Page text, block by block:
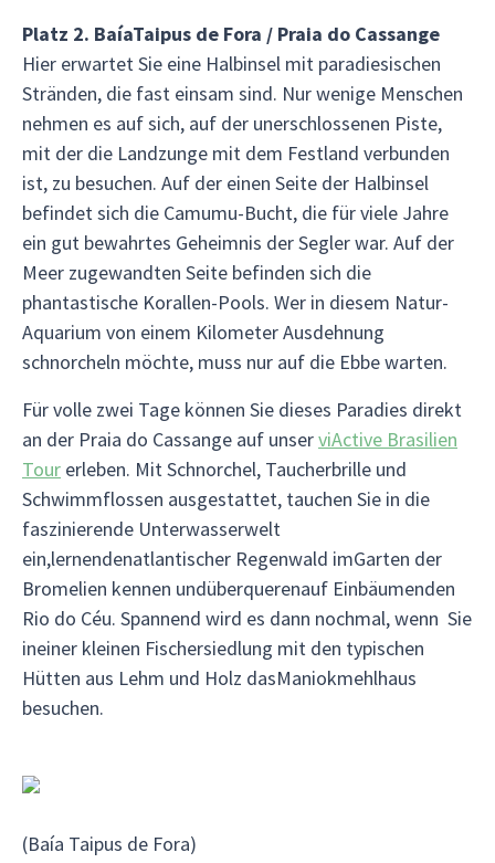
Platz 2. BaíaTaipus de Fora / Praia do Cassange
Hier erwartet Sie eine Halbinsel mit paradiesischen
Stränden, die fast einsam sind. Nur wenige Menschen
nehmen es auf sich, auf der unerschlossenen Piste,
mit der die Landzunge mit dem Festland verbunden
ist, zu besuchen. Auf der einen Seite der Halbinsel
befindet sich die Camumu-Bucht, die für viele Jahre
ein gut bewahrtes Geheimnis der Segler war. Auf der
Meer zugewandten Seite befinden sich die
phantastische Korallen-Pools. Wer in diesem Natur-
Aquarium von einem Kilometer Ausdehnung
schnorcheln möchte, muss nur auf die Ebbe warten.
Für volle zwei Tage können Sie dieses Paradies direkt
an der Praia do Cassange auf unserviActive Brasilien
Tour erleben. Mit Schnorchel, Taucherbrille und
Schwimmflossen ausgestattet, tauchen Sie in die
faszinierende Unterwasserwelt
ein,lernendenatlantischer Regenwald imGarten der
Bromelien kennen undüberquerenauf Einbäumenden
Rio do Céu. Spannend wird es dann nochmal, wenn Sie
ineiner kleinen Fischersiedlung mit den typischen
Hütten aus Lehm und Holz dasManiokmehlhaus
besuchen.
(Baía Taipus de Fora)